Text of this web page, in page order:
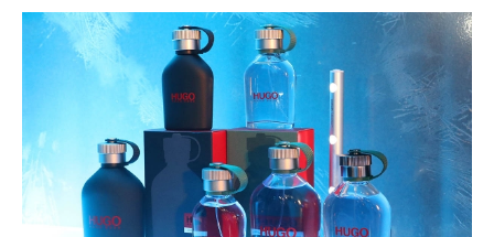
Zeige
grösseres
Bild